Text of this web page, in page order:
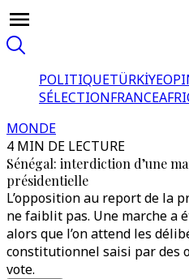
POLITIQUETÜRKİYE
SÉLECTIONFRANCE
MONDE
4 MIN DE LECTURE
Sénégal: interdiction d’une
présidentielle
L’opposition au report de la
ne faiblit pas. Une marche a
alors que l’on attend les
constitutionnel saisi par des
vote.